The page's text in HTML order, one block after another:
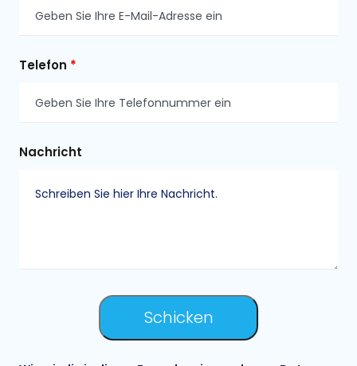
Telefon *
Nachricht